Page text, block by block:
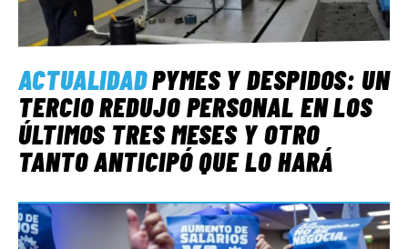
ACTUALIDADPYMES Y DESPIDOS: UN
TERCIO REDUJO PERSONAL EN LOS
ÚLTIMOS TRES MESES Y OTRO
TANTO ANTICIPÓ QUE LO HARÁ